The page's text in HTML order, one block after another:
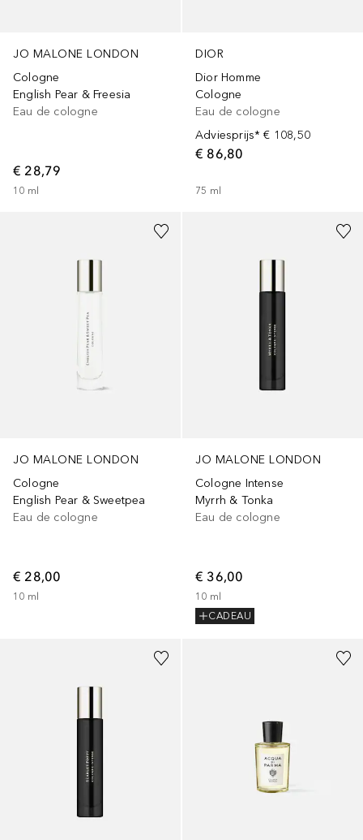
JO MALONE LONDON
Cologne
English Pear & Freesia
Eau de cologne
€ 28,79
10 ml
DIOR
Dior Homme
Cologne
Eau de cologne
Adviesprijs* € 108,50
€ 86,80
75 ml
JO MALONE LONDON
Cologne
English Pear & Sweetpea
Eau de cologne
€ 28,00
10 ml
JO MALONE LONDON
Cologne Intense
Myrrh & Tonka
Eau de cologne
€ 36,00
10 ml
CADEAU